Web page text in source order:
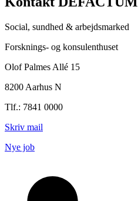
Social, sundhed & arbejdsmarked
Forsknings- og konsulenthuset
Olof Palmes Allé 15
8200 Aarhus N
Tlf.: 7841 0000
Skriv mail
Nye job